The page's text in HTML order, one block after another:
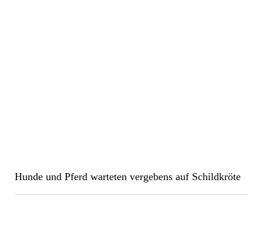
Hunde und Pferd warteten vergebens auf Schildkröte